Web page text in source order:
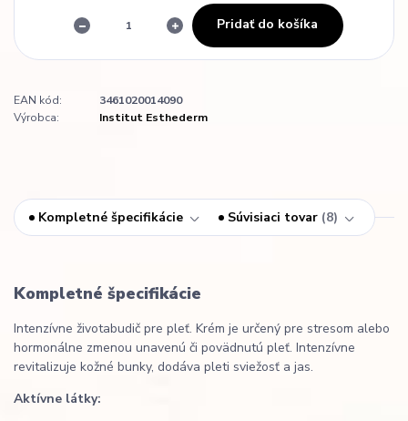
Pridať do košíka
EAN kód:
3461020014090
Výrobca:
Institut Esthederm
Kompletné špecifikácie Súvisiaci tovar 8
Kompletné špecifikácie
Intenzívne životabudič pre pleť. Krém je určený pre stresom alebo
hormonálne zmenou unavenú či povädnutú pleť. Intenzívne
revitalizuje kožné bunky, dodáva pleti sviežosť a jas.
Aktívne látky: